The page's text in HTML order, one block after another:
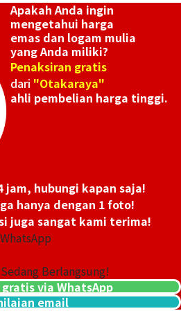
Apakah Anda ingin
mengetahui harga
emas dan logam mulia
yang Anda miliki?
Penaksiran gratis
dari "Otakaraya"
ahli pembelian harga tinggi.
jam, hubungi kapan saja!
hanya dengan 1 foto!
juga sangat kami terima!
Berlangsung!
via WhatsApp
email